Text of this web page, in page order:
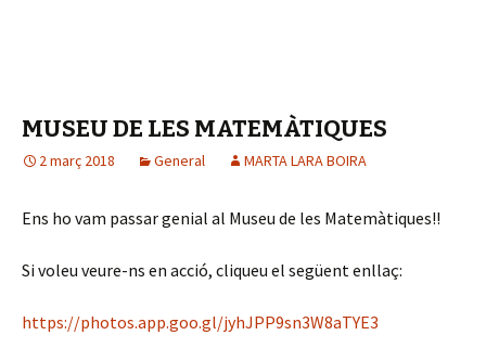
MUSEU DE LES MATEMÀTIQUES
2 març 2018 General MARTA LARA BOIRA
Ens ho vam passar genial al Museu de les Matemàtiques!!
Si voleu veure-ns en acció, cliqueu el següent enllaç:
https://photos.app.goo.gl/jyhJPP9sn3W8aTYE3